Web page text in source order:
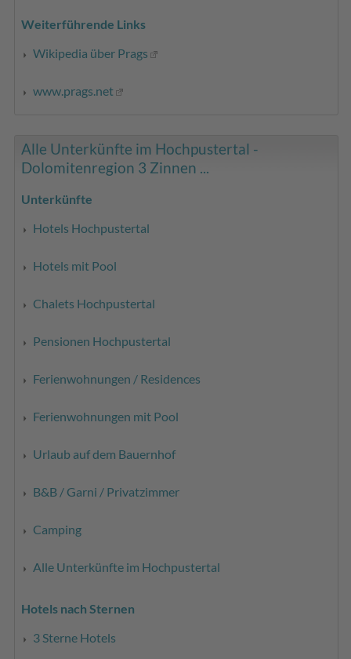
Weiterführende Links
Wikipedia über Prags
www.prags.net
Alle Unterkünfte im Hochpustertal -
Dolomitenregion 3 Zinnen ...
Unterkünfte
Hotels Hochpustertal
Hotels mit Pool
Chalets Hochpustertal
Pensionen Hochpustertal
Ferienwohnungen / Residences
Ferienwohnungen mit Pool
Urlaub auf dem Bauernhof
B&B / Garni / Privatzimmer
Camping
Alle Unterkünfte im Hochpustertal
Hotels nach Sternen
3 Sterne Hotels